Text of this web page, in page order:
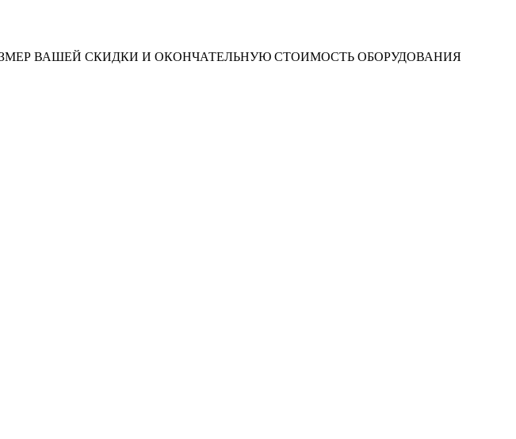
ВАШЕЙ СКИДКИ И ОКОНЧАТЕЛЬНУЮ СТОИМОСТЬ ОБОРУДОВАНИЯ